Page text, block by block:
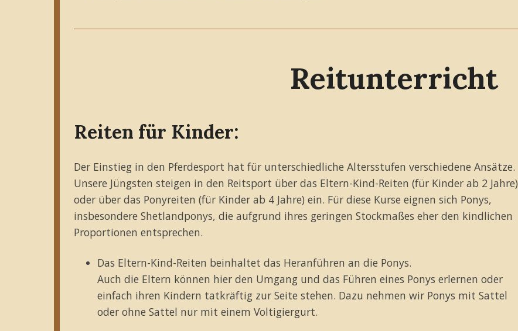
Reitunterricht
Reiten für Kinder:
Der Einstieg in den Pferdesport hat für unterschiedliche Altersstufen verschiedene Ansätze.
Unsere Jüngsten steigen in den Reitsport über das Eltern-Kind-Reiten (für Kinder ab 2 Jahre)
oder über das Ponyreiten (für Kinder ab 4 Jahre) ein. Für diese Kurse eignen sich Ponys,
insbesondere Shetlandponys, die aufgrund ihres geringen Stockmaßes eher den kindlichen
Proportionen entsprechen.
Das Eltern-Kind-Reiten beinhaltet das Heranführen an die Ponys.
Auch die Eltern können hier den Umgang und das Führen eines Ponys erlernen oder
einfach ihren Kindern tatkräftig zur Seite stehen. Dazu nehmen wir Ponys mit Sattel
oder ohne Sattel nur mit einem Voltigiergurt.